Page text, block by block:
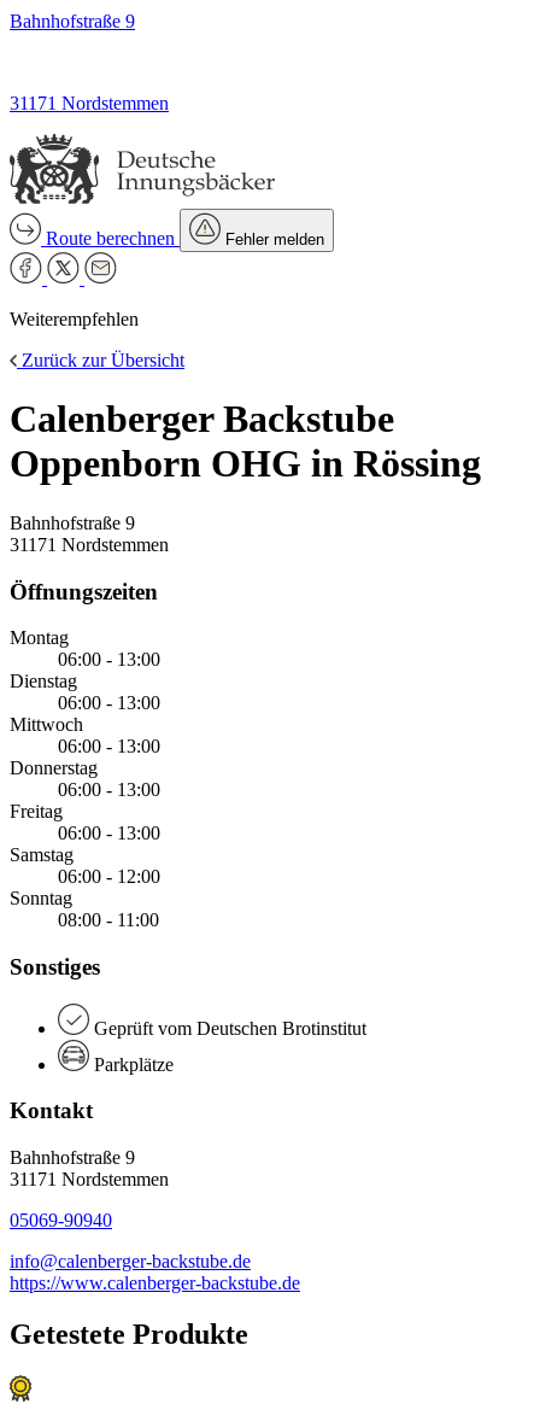
Bahnhofstraße 9
31171 Nordstemmen
Route berechnen Fehler melden
Weiterempfehlen
Zurück zur Übersicht
Calenberger Backstube
Oppenborn OHG in Rössing
Bahnhofstraße 9
31171 Nordstemmen
Öffnungszeiten
Montag
06:00 - 13:00
Dienstag
06:00 - 13:00
Mittwoch
06:00 - 13:00
Donnerstag
06:00 - 13:00
Freitag
06:00 - 13:00
Samstag
06:00 - 12:00
Sonntag
08:00 - 11:00
Sonstiges
Geprüft vom Deutschen Brotinstitut
Parkplätze
Kontakt
Bahnhofstraße 9
31171 Nordstemmen
05069-90940
info@calenberger-backstube.de
https://www.calenberger-backstube.de
Getestete Produkte